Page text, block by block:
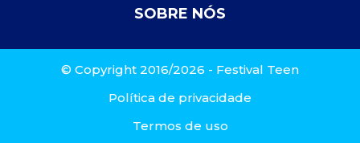
SOBRE NÓS
© Copyright 2016/2026 - Festival Teen
Política de privacidade
Termos de uso